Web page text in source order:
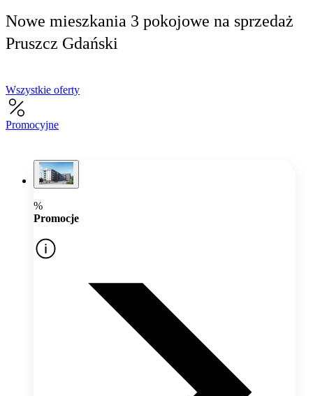
Nowe mieszkania 3 pokojowe na sprzedaż
Pruszcz Gdański
Wszystkie oferty
Promocyjne
%
Promocje